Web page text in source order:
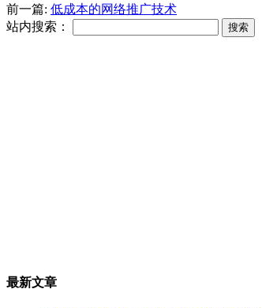
前一篇: 低成本的网络推广技术
站内搜索：
最新文章